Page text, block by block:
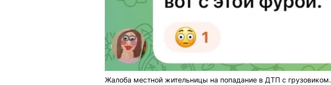
Жалоба местной жительницы на попадание в ДТП с грузовиком.